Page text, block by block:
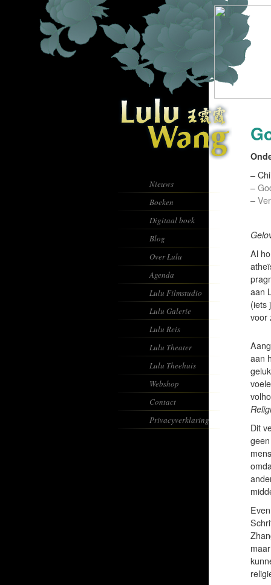
Nieuws
Boeken
Digitaal boek
Blog
Over Lulu
Agenda
Lulu Filmstudio
Lulu Galerie
Lulu Reis
Lulu Theater
Lulu Theehuis
Webshop
Contact
Privacyverklaring
–
–
–
Al
aan
(iets
voor
aan
Dit